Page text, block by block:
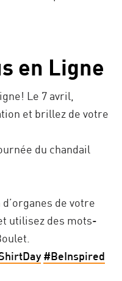
en Ligne
Le 7 avril,
et brillez de votre
du chandail
de votre
utilisez des mots-
#BeInspired